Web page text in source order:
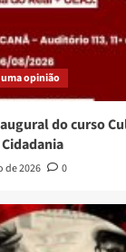
uma opinião
do curso
de 2026 0